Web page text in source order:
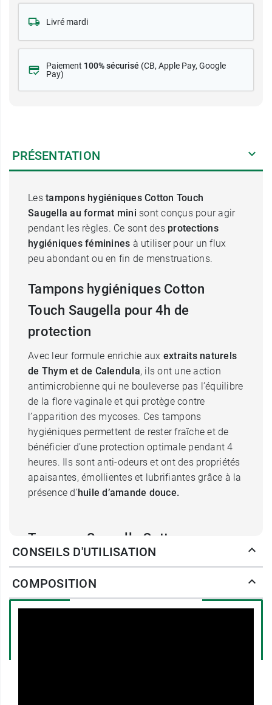
Livré mardi
Paiement 100% sécurisé (CB, Apple Pay, Google
Pay)
PRÉSENTATION
Lestampons hygiéniques Cotton Touch
Saugella au format mini sont conçus pour agir
pendant les règles. Ce sont desprotections
hygiéniques féminines à utiliser pour un flux
peu abondant ou en fin de menstruations.
Tampons hygiéniques Cotton
Touch Saugella pour 4h de
protection
Avec leur formule enrichie aux extraits naturels
de Thym et de Calendula, ils ont une action
antimicrobienne qui ne bouleverse pas l’équilibre
de la flore vaginale et qui protège contre
l’apparition des mycoses. Ces tampons
hygiéniques permettent de rester fraîche et de
bénéficier d’une protection optimale pendant 4
heures. Ils sont anti-odeurs et ont des propriétés
apaisantes, émollientes et lubrifiantes grâce à la
présence d’huile d’amande douce.
Tampons Saugella Cotton
Touch pratique et confortables
Petits et discrets, ils s’insèrent facilement et
s’adaptent à votre morphologie pour un plus
CONSEILS D'UTILISATION
COMPOSITION